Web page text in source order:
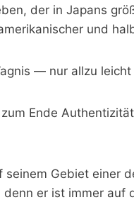
der in Japans
und
— nur allzu
Ende
Gebiet einer
er ist immer